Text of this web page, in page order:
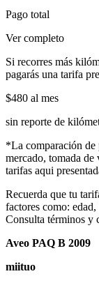
Pago total
Ver completo
Si recorres más
pagarás una tarifa
$480 al mes
sin reporte de
*La comparación de
mercado, tomada
tarifas aqui
Recuerda que tu
factores como:
Consulta términos y
Aveo PAQ B 2009
miituo